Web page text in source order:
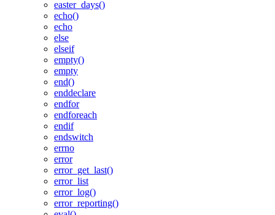
easter_days()
echo()
echo
else
elseif
empty()
empty
end()
enddeclare
endfor
endforeach
endif
endswitch
errno
error
error_get_last()
error_list
error_log()
error_reporting()